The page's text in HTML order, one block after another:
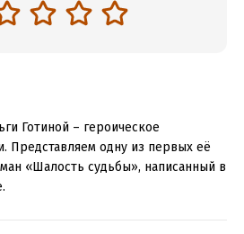
Готиной – героическое
Представляем одну из первых её
«Шалость судьбы», написанный в